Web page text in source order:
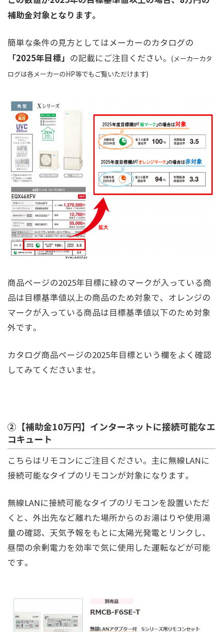
補助金対象となります。
簡単な条件の見方としてはメーカーのカタログの
「2025年目標」 の記載にご注目ください。
(メーカーカタ
ログは各メーカーのHP等でもご覧いただけます)
商品ページの2025年目標に緑のマークが入っている商
品は目標基準値以上の商品のため対象で、オレンジの
マークが入っている商品は目標基準値以下のため対象
外です。
カタログ商品ページの2025年目標という欄をよく確認
してみてくださいませ。
②【補助金10万円】インターネットに接続可能なエ
コキュート
こちらはリモコンにご注目ください。主に無線LANに
接続可能なタイプのリモコンが対象になります。
無線LANに接続可能なタイプのリモコンを設置いただ
くと、外出先など離れた場所からのお湯はりや使用湯
量の確認、天気予報をもとに太陽光発電とリンクし、
昼間の余剰電力を効率で気に使用した運転などが可能
です。